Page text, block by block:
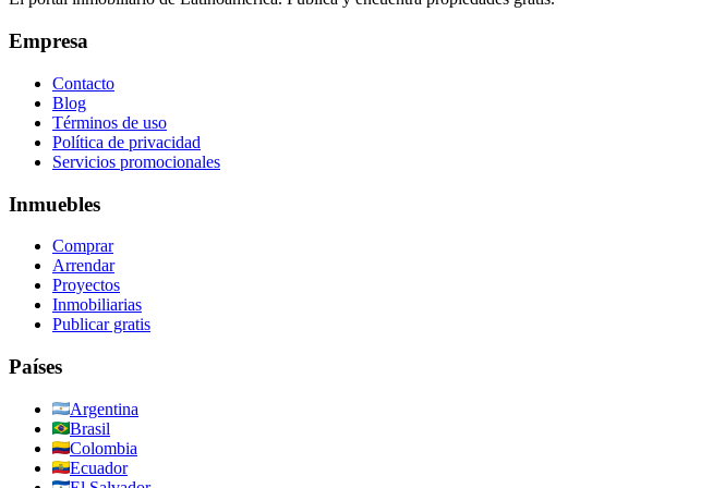
Empresa
Contacto
Blog
Términos de uso
Política de privacidad
Servicios promocionales
Inmuebles
Comprar
Arrendar
Proyectos
Inmobiliarias
Publicar gratis
Países
Argentina
Brasil
Colombia
Ecuador